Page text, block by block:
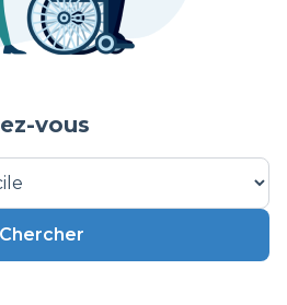
vous
Chercher